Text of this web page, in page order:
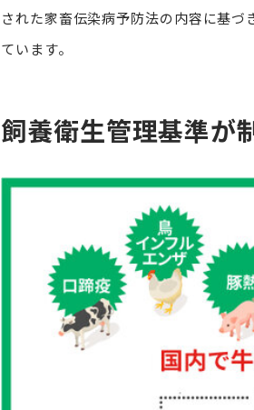
された家畜伝染病予防法の内容に基づき
ています。
飼養衛生管理基準が